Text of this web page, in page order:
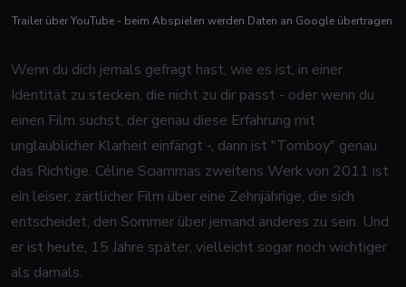
Trailer über YouTube - beim Abspielen werden Daten an Google übertragen.
Wenn du dich jemals gefragt hast, wie es ist, in einer
Identität zu stecken, die nicht zu dir passt - oder wenn du
einen Film suchst, der genau diese Erfahrung mit
unglaublicher Klarheit einfängt -, dann ist "Tomboy" genau
das Richtige. Céline Sciammas zweitens Werk von 2011 ist
ein leiser, zärtlicher Film über eine Zehnjährige, die sich
entscheidet, den Sommer über jemand anderes zu sein. Und
er ist heute, 15 Jahre später, vielleicht sogar noch wichtiger
als damals.